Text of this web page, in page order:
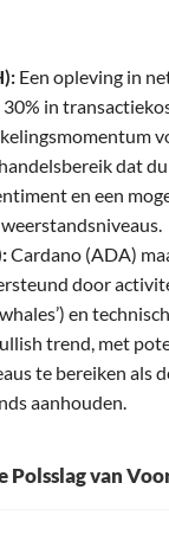
Een opleving in
in
dat
en een
Cardano (ADA)
door
en
trend, met
te bereiken als
aanhouden.
Polsslag van